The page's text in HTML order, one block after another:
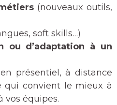
(nouveaux outils,
soft skills…)
ou d’adaptation à un
présentiel, à distance
qui convient le mieux à
vos équipes.